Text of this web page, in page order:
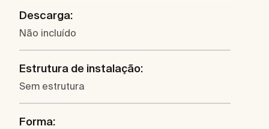
Descarga:
Não incluído
Estrutura de instalação:
Sem estrutura
Forma: